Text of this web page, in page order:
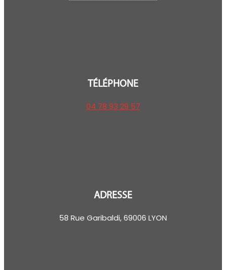
TÉLÉPHONE
04 78 93 29 57
ADRESSE
58 Rue Garibaldi, 69006 LYON